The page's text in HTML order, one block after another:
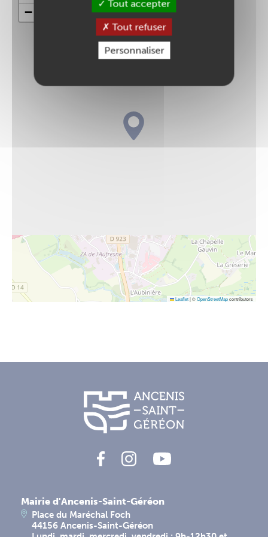
−
Leaflet|©OpenStreetMapcontributors
Mairie d'Ancenis-Saint-Géréon
Place du Maréchal Foch
44156 Ancenis-Saint-Géréon
Tout accepter
Tout refuser
Personnaliser